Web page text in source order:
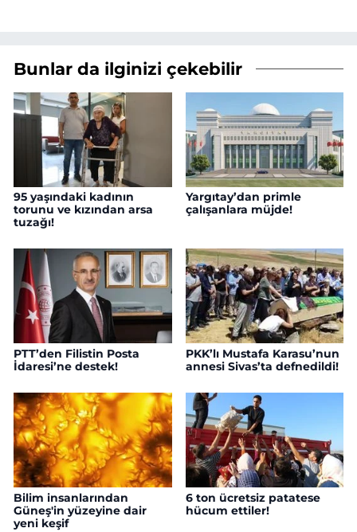
Bunlar da ilginizi çekebilir
95 yaşındaki kadının
torunu ve kızından arsa
tuzağı!
Yargıtay’dan primle
çalışanlara müjde!
PTT’den Filistin Posta
İdaresi’ne destek!
PKK’lı Mustafa Karasu’nun
annesi Sivas’ta defnedildi!
Bilim insanlarından
Güneş'in yüzeyine dair
yeni keşif
6 ton ücretsiz patatese
hücum ettiler!